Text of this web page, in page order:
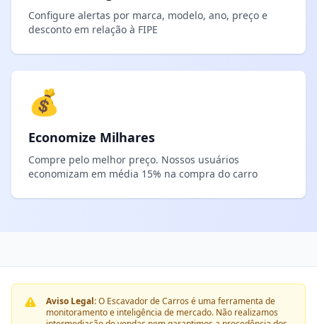
Configure alertas por marca, modelo, ano, preço e
desconto em relação à FIPE
💰
Economize Milhares
Compre pelo melhor preço. Nossos usuários
economizam em média 15% na compra do carro
Aviso Legal:O Escavador de Carros é uma ferramenta de
monitoramento e inteligência de mercado. Não realizamos